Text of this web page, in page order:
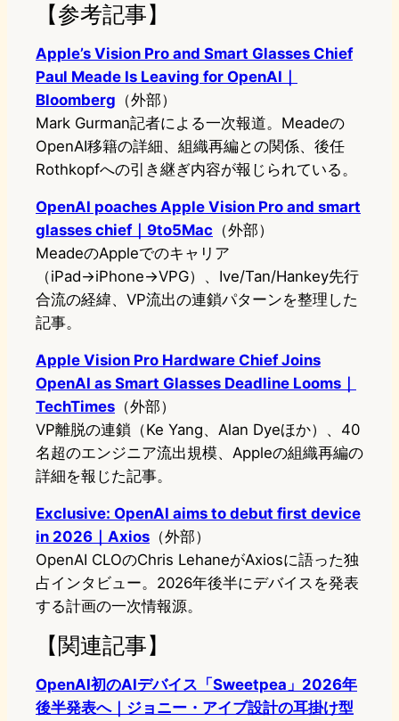
【参考記事】
Apple’s Vision Pro and Smart Glasses Chief
Paul Meade Is Leaving for OpenAI｜
Bloomberg （外部）
Mark Gurman記者による一次報道。Meadeの
OpenAI移籍の詳細、組織再編との関係、後任
Rothkopfへの引き継ぎ内容が報じられている。
OpenAI poaches Apple Vision Pro and smart
glasses chief｜9to5Mac （外部）
MeadeのAppleでのキャリア
（iPad→iPhone→VPG）、Ive/Tan/Hankey先行
合流の経緯、VP流出の連鎖パターンを整理した
記事。
Apple Vision Pro Hardware Chief Joins
OpenAI as Smart Glasses Deadline Looms｜
TechTimes （外部）
VP離脱の連鎖（Ke Yang、Alan Dyeほか）、40
名超のエンジニア流出規模、Appleの組織再編の
詳細を報じた記事。
Exclusive: OpenAI aims to debut first device
in 2026｜Axios （外部）
OpenAI CLOのChris LehaneがAxiosに語った独
占インタビュー。2026年後半にデバイスを発表
する計画の一次情報源。
【関連記事】
OpenAI初のAIデバイス「Sweetpea」2026年
後半発表へ｜ジョニー・アイブ設計の耳掛け型